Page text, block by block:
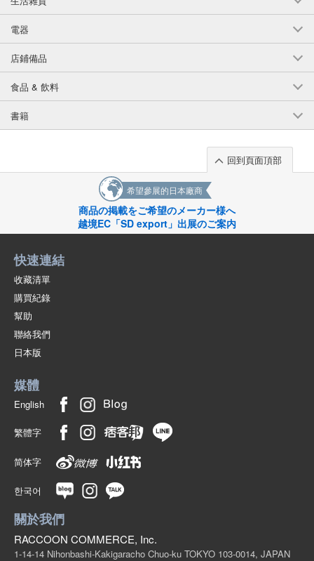
Charm Sri-Shi M. Charm Club Activities Academy Basketball
Club B 19231
(19231) JAN:4940715192316
批發價:僅限會員查看 有庫存
Charm Sri Shyam Charm 俱樂部活動學院乒乓球俱樂部 19232
3個/組 有庫存
Charm Sri Shyam Charm Club Activities Academy Track & Field
(19233) JAN:4940715192330
批發價:僅限會員查看
Charm Sri Shyam Charm Club Activities Academy Dance Club
19234
(19234) JAN:4940715192347
批發價:
電器
店鋪備品
食品 & 飲料
書籍
回到頁面頂部
希望參展的日本廠商
商品の掲載をご希望のメーカー様へ
越境EC「SD export」出展のご案内
快速連結
收藏清單
購買紀錄
幫助
聯絡我們
日本版
媒體
English
繁體字
简体字
한국어
關於我們
RACCOON COMMERCE, Inc.
1-14-14 Nihonbashi-Kakigaracho Chuo-ku TOKYO 103-0014, JAPAN